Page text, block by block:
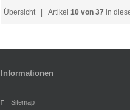
Übersicht| Artikel 10 von 37 in
Informationen
Sitemap